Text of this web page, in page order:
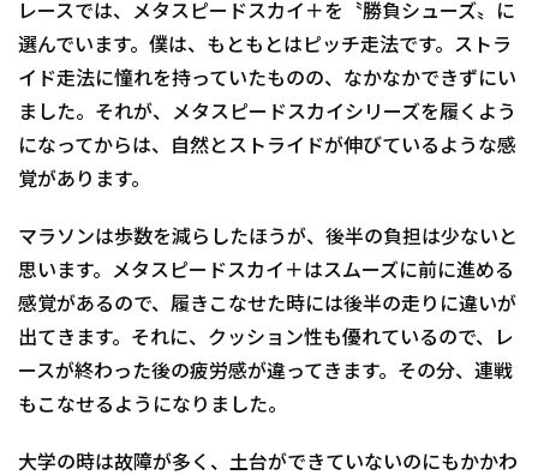
レースでは、メタスピードスカイ＋を〝勝負シューズ〟に
選んでいます。僕は、もともとはピッチ走法です。ストラ
イド走法に憧れを持っていたものの、なかなかできずにい
ました。それが、メタスピードスカイシリーズを履くよう
になってからは、自然とストライドが伸びているような感
覚があります。
マラソンは歩数を減らしたほうが、後半の負担は少ないと
思います。メタスピードスカイ＋はスムーズに前に進める
感覚があるので、履きこなせた時には後半の走りに違いが
出てきます。それに、クッション性も優れているので、レ
ースが終わった後の疲労感が違ってきます。その分、連戦
もこなせるようになりました。
大学の時は故障が多く、土台ができていないのにもかかわ